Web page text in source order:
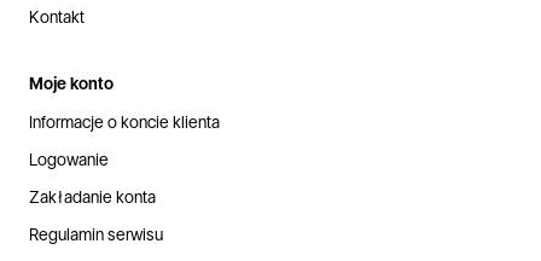
Kontakt
Moje konto
Informacje o koncie klienta
Logowanie
Zakładanie konta
Regulamin serwisu